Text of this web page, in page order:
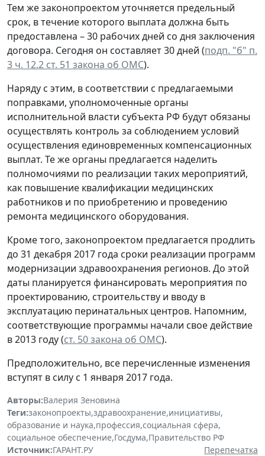
Тем же законопроектом уточняется предельный
срок, в течение которого выплата должна быть
предоставлена – 30 рабочих дней со дня заключения
договора. Сегодня он составляет 30 дней (подп. "б" п.
3 ч. 12.2 ст. 51 закона об ОМС).
Наряду с этим, в соответствии с предлагаемыми
поправками, уполномоченные органы
исполнительной власти субъекта РФ будут обязаны
осуществлять контроль за соблюдением условий
осуществления единовременных компенсационных
выплат. Те же органы предлагается наделить
полномочиями по реализации таких мероприятий,
как повышение квалификации медицинских
работников и по приобретению и проведению
ремонта медицинского оборудования.
Кроме того, законопроектом предлагается продлить
до 31 декабря 2017 года сроки реализации программ
модернизации здравоохранения регионов. До этой
даты планируется финансировать мероприятия по
проектированию, строительству и вводу в
эксплуатацию перинатальных центров. Напомним,
соответствующие программы начали свое действие
в 2013 году (ст. 50 закона об ОМС).
Предположительно, все перечисленные изменения
вступят в силу с 1 января 2017 года.
Авторы:Валерия Зеновина
Теги:законопроекты,здравоохранение,инициативы,
образование и наука,профессия,социальная сфера,
социальное обеспечение,Госдума,Правительство РФ
Источник:ГАРАНТ.РУ
Перепечатка